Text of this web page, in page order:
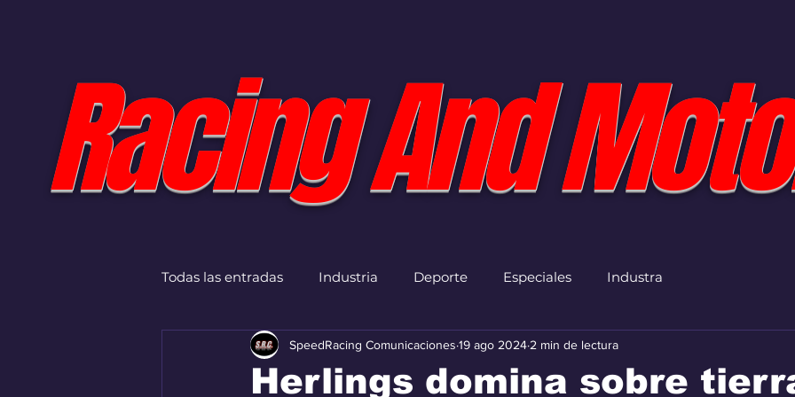
Racing And
Todas las entradas Industria Deporte Especiales Industra
Herlings domina sobre
SpeedRacing Comunicaciones 19 ago 2024 2 min de lectura